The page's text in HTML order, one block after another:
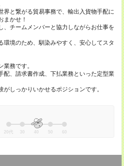
界と繋がる貿易事務で、輸出入貨物手配に
まかせ！
、チームメンバーと協力しながらお仕事を
環境のため、馴染みやすく、安心してスタ
務です。
配、請求書作成、下払業務といった定型業
しっかりいかせるポジションです。
20代 30 40 50 60